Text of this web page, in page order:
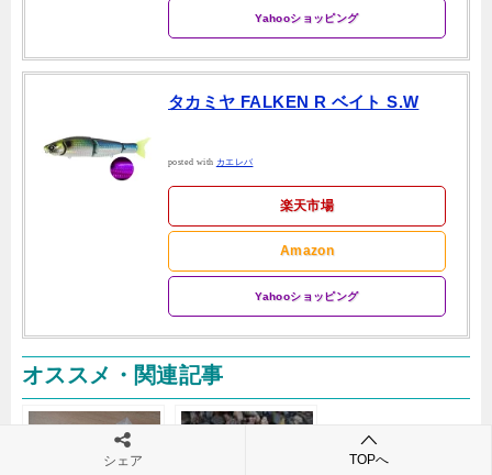
Yahooショッピング
タカミヤ FALKEN R ベイト S.W
posted with カエレバ
楽天市場
Amazon
Yahooショッピング
オススメ・関連記事
シェア TOPへ